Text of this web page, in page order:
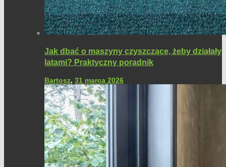
Jak dbać o maszyny czyszczące, żeby działały
latami? Praktyczny poradnik
Bartosz, 31 marca 2026